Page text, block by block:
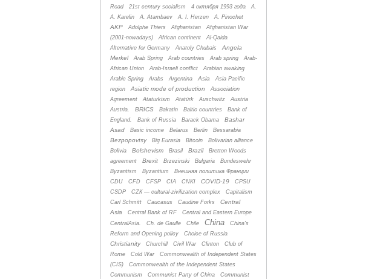
Road
21st century socialism 4 октября 1993 года
A.
A. Karelin
A. Atambaev A. I. Herzen A. Pinochet
AKP Adolphe Thiers Afghanistan
Afghanistan War
(2001-nowadays)
African continent
Al-Qaida
Alternative for Germany
Anatoly Chubais
Angela
Merkel
Arab Spring Arab countries Arab spring
Arab-
African Union
Arab-Israeli conflict
Arabian awaking
Arabic Spring
Arabs Argentina Asia
Asia Pacific
region
Asiatic mode of production
Association
Agreement
Ataturkism Atatürk Auschwitz
Austria
Austria.
BRICS Bakatin Baltic countries
Bank of
England.
Bank of Russia Barack Obama
Bashar
Asad
Basic income Belarus Berlin Bessarabia
Bezpopovtsy Big Eurasia Bitcoin
Bolivarian alliance
Bolivia
Bolshevism Brasil Brazil
Bretton Woods
agreement
Brexit Brzezinski Bulgaria
Bundeswehr
Byzantism
Byzantium
Bнешняя политика Франции
CDU
CFD CFSP CIA CNKI COVID-19
CPSU
CSDP
CZК — cultural-zivilization complex
Capitalism
Carl Schmitt
Caucasus Caudine Forks
Central
Asia
Central Bank of RF
Central and Eastern Europe
CentralAsia.
Ch. de Gaulle Chile China
China's
Reform and Opening policy
Choice of Russia
Christianity Churchill Civil War Clinton
Club of
Rome
Cold War
Commonwealth of Independent States
(CIS)
Commonwealth of the Independent States
Communism
Communist Party of China
Communist